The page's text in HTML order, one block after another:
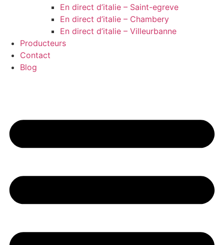
En direct d’italie – Saint-egreve
En direct d’italie – Chambery
En direct d’italie – Villeurbanne
Producteurs
Contact
Blog